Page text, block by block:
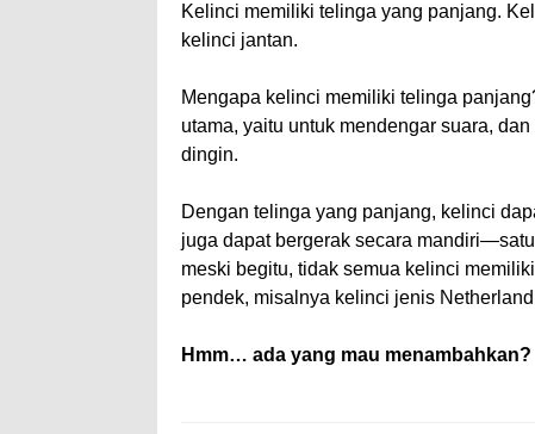
Kelinci memiliki telinga yang panjang.
kelinci jantan.
Mengapa kelinci memiliki telinga
utama, yaitu untuk mendengar suara,
dingin.
Dengan telinga yang panjang, kelinci
juga dapat bergerak secara
meski begitu, tidak semua kelinci
pendek, misalnya kelinci jenis
Hmm… ada yang mau menambahkan?